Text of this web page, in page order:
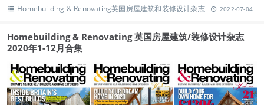
Homebuilding & Renovating英国房屋建筑和装修设计杂志 2022-07-04
Homebuilding & Renovating 英国房屋建筑/装修设计杂志
2020年1-12月合集